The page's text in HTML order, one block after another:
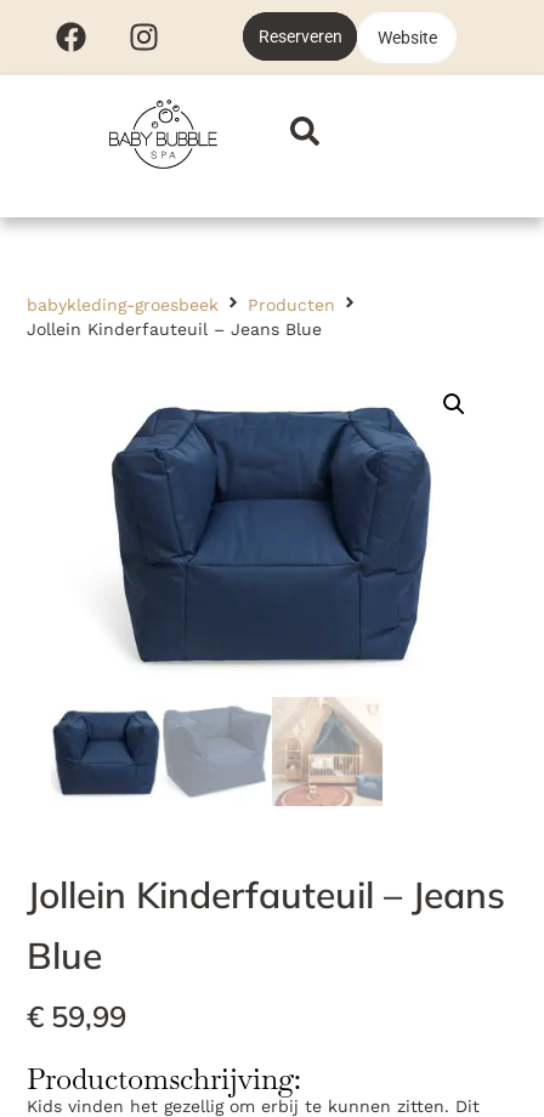
Reserveren Website
babykleding-groesbeek
Producten
Jollein Kinderfauteuil – Jeans Blue
Jollein Kinderfauteuil – Jeans
Blue
€ 59,99
Productomschrijving:
Kids vinden het gezellig om erbij te kunnen zitten. Dit